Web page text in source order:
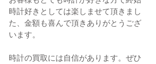
時計好きとしては楽しませて頂きまし
た、金額も喜んで頂きありがとうござ
います。
時計の買取には自信があります。ぜひ